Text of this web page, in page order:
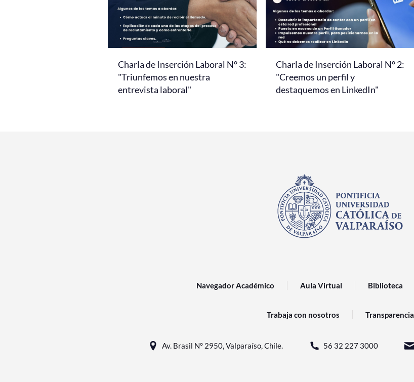
Charla de Inserción Laboral N° 3:
"Triunfemos en nuestra
entrevista laboral"
Charla de Inserción Laboral N° 2:
"Creemos un perfil y
destaquemos en LinkedIn"
Navegador Académico Aula Virtual Biblioteca
Trabaja con nosotros Transparencia
Av. Brasil N° 2950, Valparaíso, Chile. 56 32 227 3000